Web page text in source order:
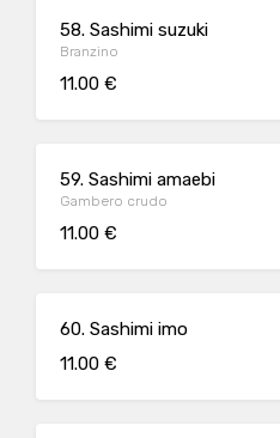
58. Sashimi suzuki
Branzino
11.00 €
59. Sashimi amaebi
Gambero crudo
11.00 €
60. Sashimi imo
11.00 €